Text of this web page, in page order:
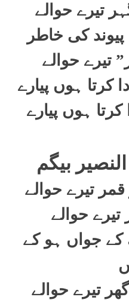
تیرے حوالے
کی خاطر
تیرے حوالے
ہوں پیارے
ہوں پیارے
بیگم
تیرے حوالے
تیرے حوالے
کے جواں ہو کے
تیرے حوالے